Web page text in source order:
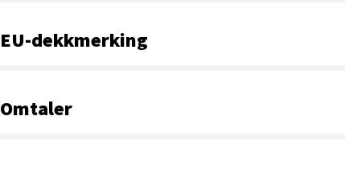
EU-dekkmerking
Omtaler